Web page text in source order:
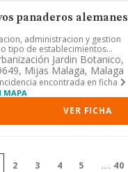
panaderos alemanes
administracion y gestion
tipo de establecimientos
a la hosteleria, r...
Jardin Botanico,
Mijas Malaga, Malaga
encontrada en ficha
MAPA
VER FICHA
2 3 4 5 ... 40